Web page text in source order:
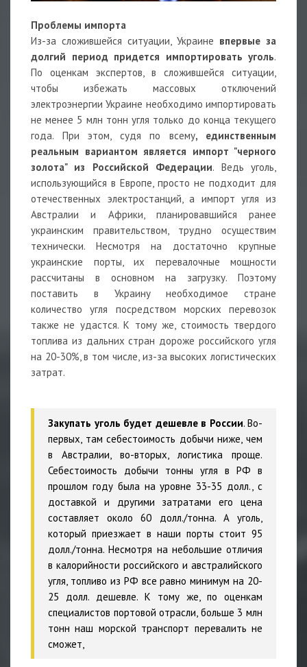
Проблемы импорта
Из-за сложившейся ситуации, Украине впервые за
долгий период придется импортировать уголь.
По оценкам экспертов, в сложившейся ситуации,
чтобы избежать массовых отключений
электроэнергии Украине необходимо импортировать
не менее 5 млн тонн угля только до конца текущего
года. При этом, судя по всему, единственным
реальным вариантом является импорт "черного
золота" из Российской Федерации. Ведь уголь,
использующийся в Европе, просто не подходит для
отечественных электростанций, а импорт угля из
Австралии и Африки, планировавшийся ранее
украинским правительством, трудно осуществим
технически. Несмотря на достаточно крупные
украинские порты, их перевалочные мощности
рассчитаны в основном на загрузку. Поэтому
поставить в Украину необходимое стране
количество угля посредством морских перевозок
также не удастся. К тому же, стоимость твердого
топлива из дальних стран дороже российского угля
на 20-30%, в том числе, из-за высоких логистических
затрат.
Закупать уголь будет дешевле в России. Во-
первых, там себестоимость добычи ниже, чем
в Австралии, во-вторых, логистика проще.
Себестоимость добычи тонны угля в РФ в
прошлом году была на уровне 33-35 долл., с
доставкой и другими затратами его цена
составляет около 60 долл./тонна. А уголь,
который приезжает в наши порты стоит 95
долл./тонна. Несмотря на небольшие отличия
в калорийности российского и австралийского
угля, топливо из РФ все равно минимум на 20-
25 долл. дешевле. К тому же, по оценкам
специалистов портовой отрасли, больше 3 млн
тонн наш морской транспорт перевалить не
сможет,